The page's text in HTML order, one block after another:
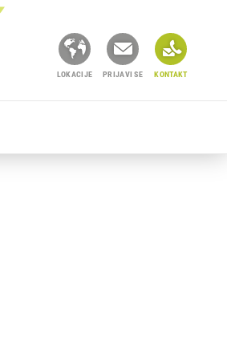
LOKACIJE PRIJAVI SE KONTAKT